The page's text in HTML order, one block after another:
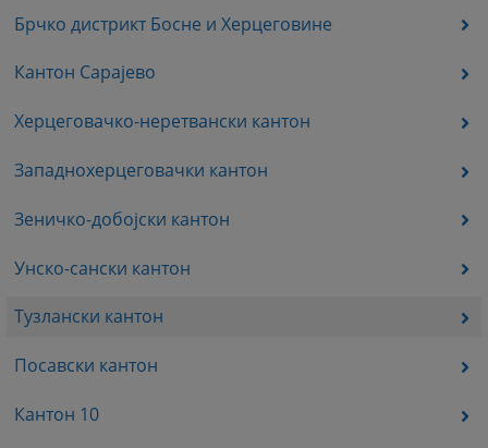
Брчко дистрикт Босне и Херцеговине
Кантон Сарајево
Херцеговачко-неретвански кантон
Западнохерцеговачки кантон
Зеничко-добојски кантон
Унско-сански кантон
Тузлански кантон
Посавски кантон
Кантон 10